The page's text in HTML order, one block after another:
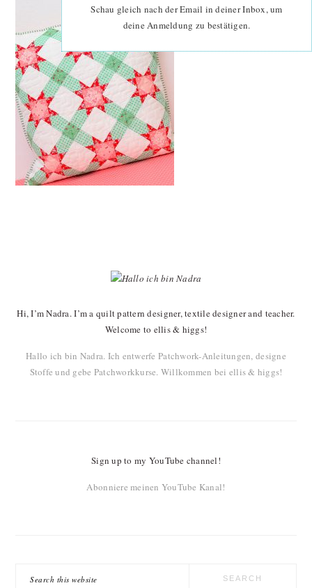
Hi, I’m Nadra. I’m a quilt pattern designer, textile designer and teacher.
Welcome to ellis & higgs!
Hallo ich bin Nadra. Ich entwerfe Patchwork-Anleitungen, designe
Stoffe und gebe Patchworkkurse. Willkommen bei ellis & higgs!
Sign up to my YouTube channel!
Abonniere meinen YouTube Kanal!
Schau gleich nach der Email in deiner Inbox, um
deine Anmeldung zu bestätigen.